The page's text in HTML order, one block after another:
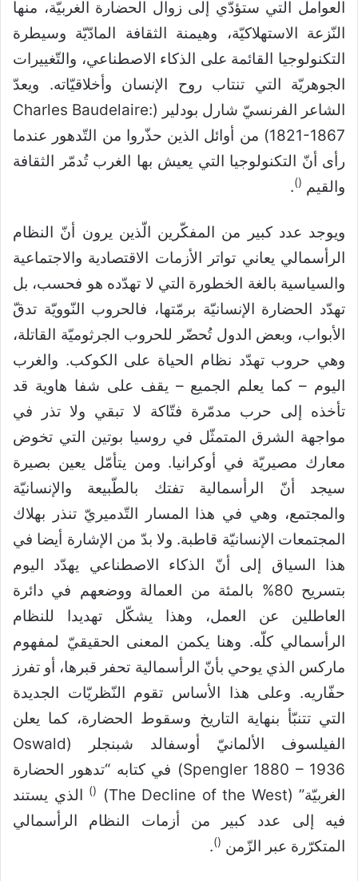
العوامل التي ستؤدّي إلى زوال الحضارة الغربيّة، منها
النّزعة الاستهلاكيّة، وهيمنة الثقافة المادّيّة وسيطرة
التكنولوجيا القائمة على الذكاء الاصطناعي، والتّغييرات
الجوهريّة التي تنتاب روح الإنسان وأخلاقيّاته. ويعدّ
الشاعر الفرنسيّ شارل بودلير (Charles Baudelaire:
1821-1867) من أوائل الذين حذّروا من التّدهور عندما
رأى أنّ التكنولوجيا التي يعيش بها الغرب تُدمّر الثقافة
والقيم (
)
.
ويوجد عدد كبير من المفكّرين الّذين يرون أنّ النظام
الرأسمالي يعاني تواتر الأزمات الاقتصادية والاجتماعية
والسياسية بالغة الخطورة التي لا تهدّده هو فحسب، بل
تهدّد الحضارة الإنسانيّة برمّتها، فالحروب النّوويّة تدقّ
الأبواب، وبعض الدول تُحضّر للحروب الجرثوميّة القاتلة،
وهي حروب تهدّد نظام الحياة على الكوكب. والغرب
اليوم – كما يعلم الجميع – يقف على شفا هاوية قد
تأخذه إلى حرب مدمّرة فتّاكة لا تبقي ولا تذر في
مواجهة الشرق المتمثّل في روسيا بوتين التي تخوض
معارك مصيريّة في أوكرانيا. ومن يتأمّل يعين بصيرة
سيجد أنّ الرأسمالية تفتك بالطّبيعة والإنسانيّة
والمجتمع، وهي في هذا المسار التّدميريّ تنذر بهلاك
المجتمعات الإنسانيّة قاطبة. ولا بدّ من الإشارة أيضا في
هذا السياق إلى أنّ الذكاء الاصطناعي يهدّد اليوم
بتسريح 80% بالمئة من العمالة ووضعهم في دائرة
العاطلين عن العمل، وهذا يشكّل تهديدا للنظام
الرأسمالي كلّه. وهنا يكمن المعنى الحقيقيّ لمفهوم
ماركس الذي يوحي بأنّ الرأسمالية تحفر قبرها، أو تفرز
حفّاريه. وعلى هذا الأساس تقوم النّظريّات الجديدة
التي تتنبّأ بنهاية التاريخ وسقوط الحضارة، كما يعلن
الفيلسوف الألمانيّ أوسفالد شبنجلر (Oswald
Spengler 1880 – 1936) في كتابه “تدهور الحضارة
الغربيّة” (The Decline of the West)
(
) الذي يستند
فيه إلى عدد كبير من أزمات النظام الرأسمالي
المتكرّرة عبر الزّمن (
)
.